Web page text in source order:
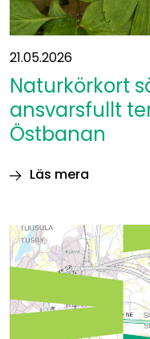
21.05.2026
Naturkörkort
ansvarsfullt
Östbanan
Läs mera
ansvarsfullt
terrängarbete
på